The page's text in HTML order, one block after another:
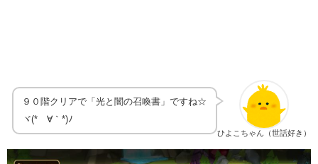
ひよこちゃん（世話好き）
９０階クリアで「光と闇の召喚書」ですね☆
ヾ(*´∀｀*)ﾉ